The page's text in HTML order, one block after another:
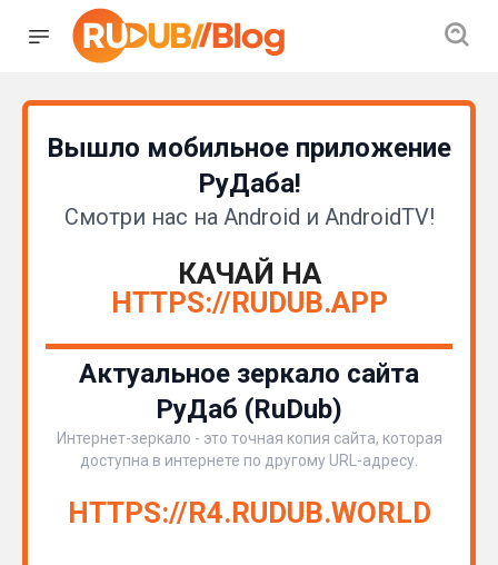
Вышло мобильное приложение
РуДаба!
Смотри нас на Android и AndroidTV!
КАЧАЙ НА
HTTPS://RUDUB.APP
Актуальное зеркало сайта
РуДаб (RuDub)
Интернет-зеркало - это точная копия сайта, которая
доступна в интернете по другому URL-адресу.
HTTPS://R4.RUDUB.WORLD